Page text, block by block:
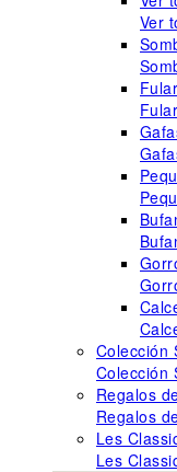
Ver
Colección
Colección
Regalos
Regalos
Les
Les